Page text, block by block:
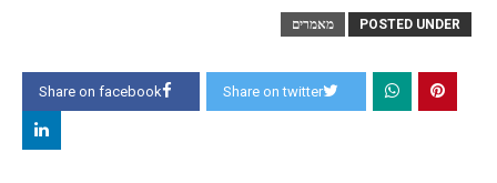
POSTED UNDER מאמרים
Share on facebook Share on twitter